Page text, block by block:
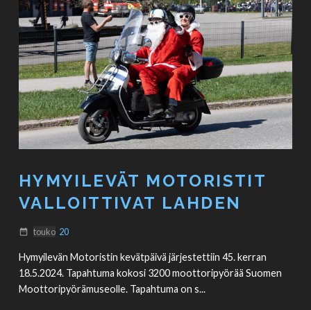
HYMYILEVÄT MOTORISTIT
VALLOITTIVAT LAHDEN
date_range touko 20
Hymyilevän Motoristin kevätpäivä järjestettiin 45. kerran
18.5.2024. Tapahtuma kokosi 3200 moottoripyörää Suomen
Moottoripyörämuseolle. Tapahtuma on s...